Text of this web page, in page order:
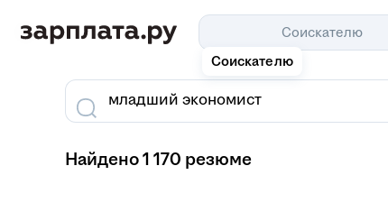
Соискателю
Соискателю
Найдено 1 170 резюме